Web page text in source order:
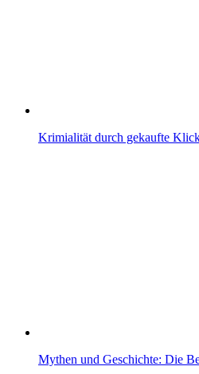
Krimialität durch gekaufte
Mythen und Geschichte: Die